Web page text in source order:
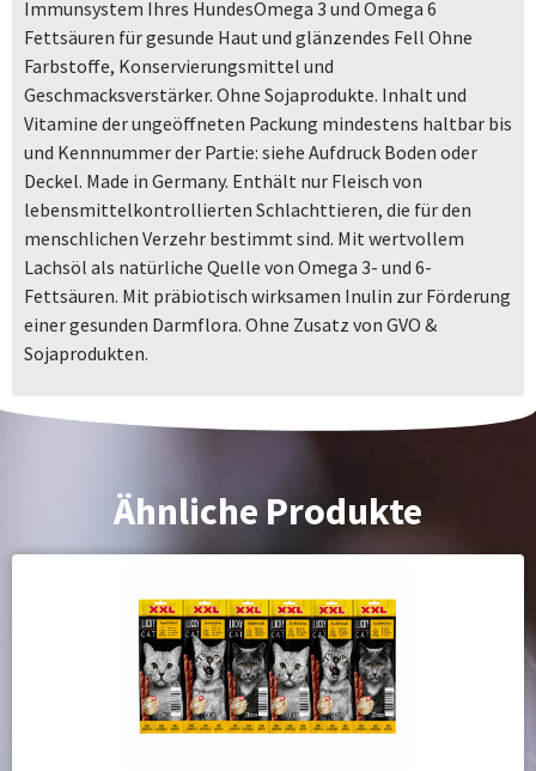
Immunsystem Ihres HundesOmega 3 und Omega 6
Fettsäuren für gesunde Haut und glänzendes Fell Ohne
Farbstoffe, Konservierungsmittel und
Geschmacksverstärker. Ohne Sojaprodukte. Inhalt und
Vitamine der ungeöffneten Packung mindestens haltbar bis
und Kennnummer der Partie: siehe Aufdruck Boden oder
Deckel. Made in Germany. Enthält nur Fleisch von
lebensmittelkontrollierten Schlachttieren, die für den
menschlichen Verzehr bestimmt sind. Mit wertvollem
Lachsöl als natürliche Quelle von Omega 3- und 6-
Fettsäuren. Mit präbiotisch wirksamen Inulin zur Förderung
einer gesunden Darmflora. Ohne Zusatz von GVO &
Sojaprodukten.
Ähnliche Produkte